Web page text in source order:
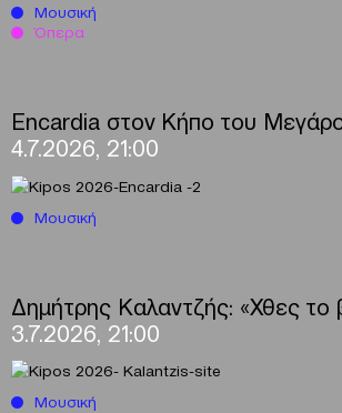
Μουσική
Όπερα
Encardia στον Κήπο του
4.7.2026, 21:00
Μουσική
Δημήτρης Καλαντζής: «Χθες το
3.7.2026, 21:00
Μουσική